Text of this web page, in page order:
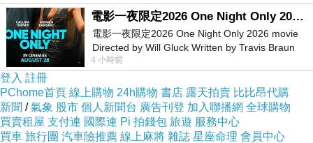
電影一夜限定2026 One Night Only 2026 movie
電影一夜限定2026 One Night Only 2026 movie
Directed by Will Gluck Written by Travis Braun
Starring Monica Barbaro
4 小時前
登入 註冊
PChome首頁 線上購物 24h購物 書店 露天拍賣 比比昂代購
新聞 /氣象 股市 個人新聞台 廣告刊登 加入聯播網 全球購物
買賣租屋 支付連 國際連 Pi 拍錢包 旅遊 服務中心
買車 旅行團 汽車險推薦 線上麻將 雜誌 星座命理 會員中心